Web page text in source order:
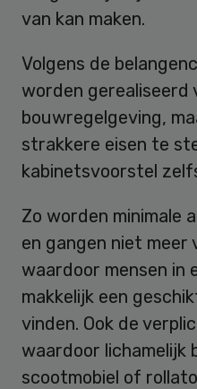
van kan maken.
Volgens de
worden gerealiseerd
bouwregelgeving,
strakkere eisen te
kabinetsvoorstel
Zo worden minimale
en gangen niet meer
waardoor mensen in
makkelijk een
vinden. Ook de
waardoor lichamelijk
scootmobiel of